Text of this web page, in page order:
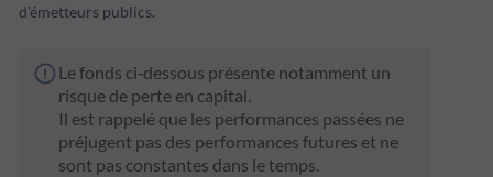
d'émetteurs publics.
Le fonds ci‑dessous présente notamment un
risque de perte en capital.
Il est rappelé que les performances passées ne
préjugent pas des performances futures et ne
sont pas constantes dans le temps.